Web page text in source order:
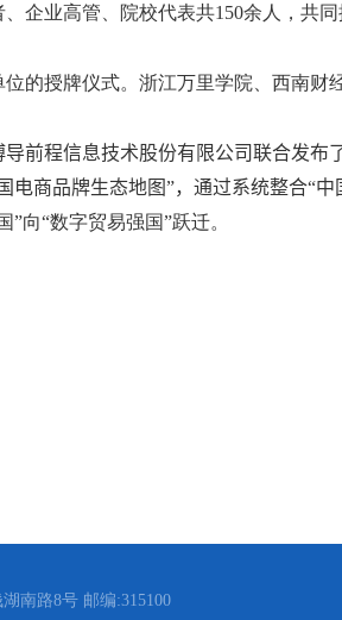
企业高管、院校代表共150余人，共
的授牌仪式。浙江万里学院、西南财
前程信息技术股份有限公司联合发布
商品牌生态地图”，通过系统整合“中
向“数字贸易强国”跃迁。
南路8号 邮编:315100